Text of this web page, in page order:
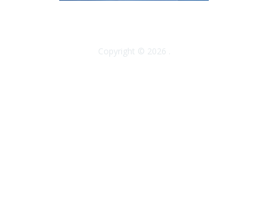
Copyright © 2026 .